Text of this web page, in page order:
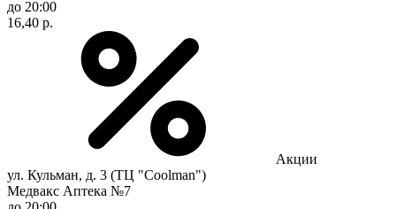
до 20:00
16,40 р.
Акции
ул. Кульман, д. 3 (ТЦ "Coolman")
Медвакс Аптека №7